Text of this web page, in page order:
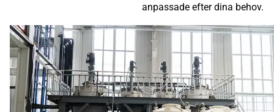
anpassade efter dina behov.